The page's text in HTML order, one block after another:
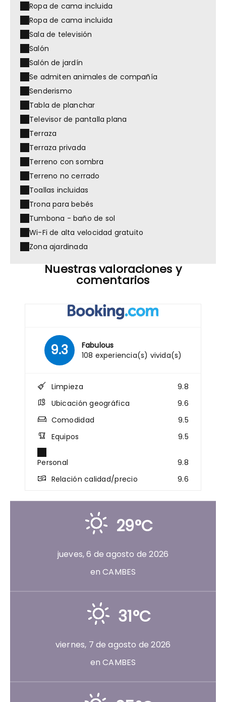
Ropa de cama incluida
Ropa de cama incluida
Sala de televisión
Salón
Salón de jardín
Se admiten animales de compañía
Senderismo
Tabla de planchar
Televisor de pantalla plana
Terraza
Terraza privada
Terreno con sombra
Terreno no cerrado
Toallas incluidas
Trona para bebés
Tumbona - baño de sol
Wi-Fi de alta velocidad gratuito
Zona ajardinada
Nuestras valoraciones y
comentarios
9.3
Fabulous
108 experiencia(s) vivida(s)
Limpieza
9.8
Ubicación geográfica
9.6
Comodidad
9.5
Equipos
9.5
Personal
9.8
Relación calidad/precio
9.6
29°C
jueves, 6 de agosto de 2026
en CAMBES
31°C
viernes, 7 de agosto de 2026
en CAMBES